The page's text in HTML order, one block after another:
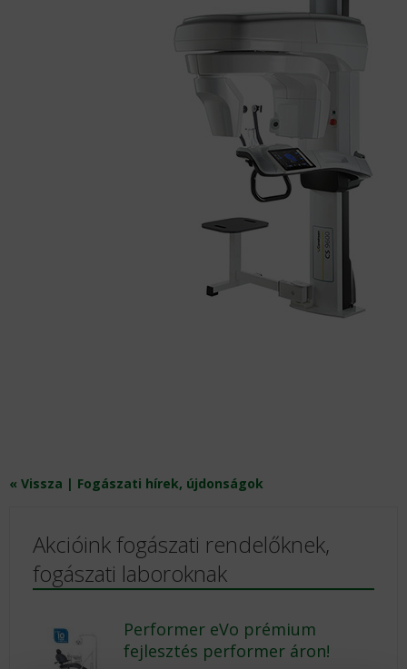
« Vissza | Fogászati hírek, újdonságok
Akcióink fogászati rendelőknek,
fogászati laboroknak
Performer eVo prémium
fejlesztés performer áron!